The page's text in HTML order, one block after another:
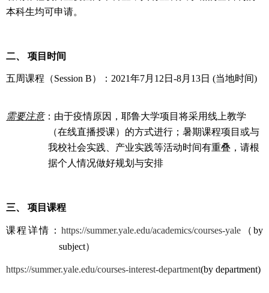
本科生均可申请。
二、 项目时间
五周课程（Session B）： 2021年7月 12 日 -8月 13日 (当地时间)
需要注意：由于疫情原因，耶鲁大学项目将采用线上教学
（在线直播授课）的方式进行；暑期课程项目或与
我校社会实践、产业实践等活动时间有重叠，请根
据个人情况做好规划与安排
三、 项目课程
课程详情：https://summer.yale.edu/academics/courses-yale （by
subject）
https://summer.yale.edu/courses-interest-department(by department)